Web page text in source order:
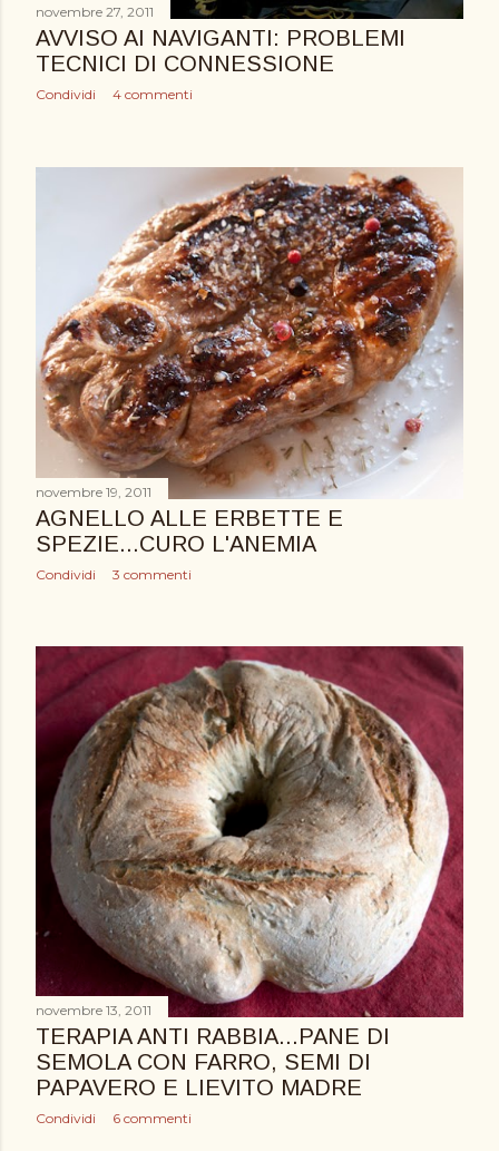
novembre 27, 2011
AVVISO AI NAVIGANTI: PROBLEMI
TECNICI DI CONNESSIONE
Condividi 4 commenti
novembre 19, 2011
AGNELLO ALLE ERBETTE E
SPEZIE...CURO L'ANEMIA
Condividi 3 commenti
novembre 13, 2011
TERAPIA ANTI RABBIA...PANE DI
SEMOLA CON FARRO, SEMI DI
PAPAVERO E LIEVITO MADRE
Condividi 6 commenti